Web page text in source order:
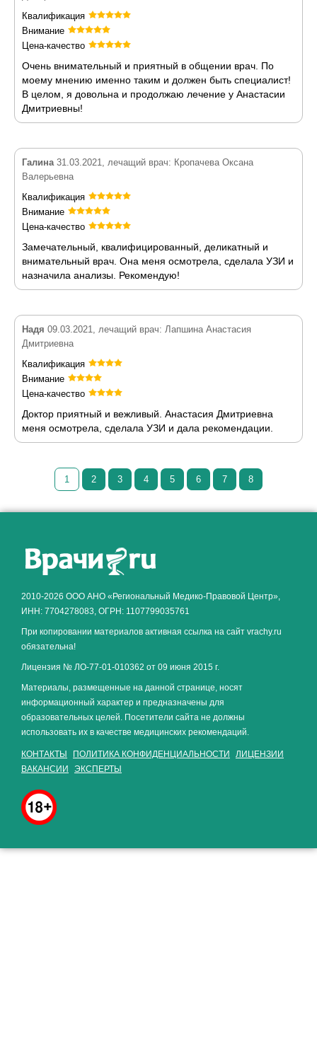
Квалификация
Внимание
Цена-качество
Очень внимательный и приятный в общении врач. По
моему мнению именно таким и должен быть специалист!
В целом, я довольна и продолжаю лечение у Анастасии
Дмитриевны!
Галина31.03.2021, лечащий врач: Кропачева Оксана
Валерьевна
Квалификация
Внимание
Цена-качество
Замечательный, квалифицированный, деликатный и
внимательный врач. Она меня осмотрела, сделала УЗИ и
назначила анализы. Рекомендую!
Надя 09.03.2021, лечащий врач: Лапшина Анастасия
Дмитриевна
Квалификация
Внимание
Цена-качество
Доктор приятный и вежливый. Анастасия Дмитриевна
меня осмотрела, сделала УЗИ и дала рекомендации.
1 2 3 4 5 6 7 8
2010-2026 ООО АНО «Региональный Медико-Правовой Центр»,
ИНН: 7704278083, ОГРН: 1107799035761
При копировании материалов активная ссылка на сайт vrachy.ru
обязательна!
Лицензия № ЛО-77-01-010362 от 09 июня 2015 г.
Материалы, размещенные на данной странице, носят
информационный характер и предназначены для
образовательных целей. Посетители сайта не должны
использовать их в качестве медицинских рекомендаций.
КОНТАКТЫ ПОЛИТИКА КОНФИДЕНЦИАЛЬНОСТИ
ЛИЦЕНЗИИ
ВАКАНСИИ
ЭКСПЕРТЫ